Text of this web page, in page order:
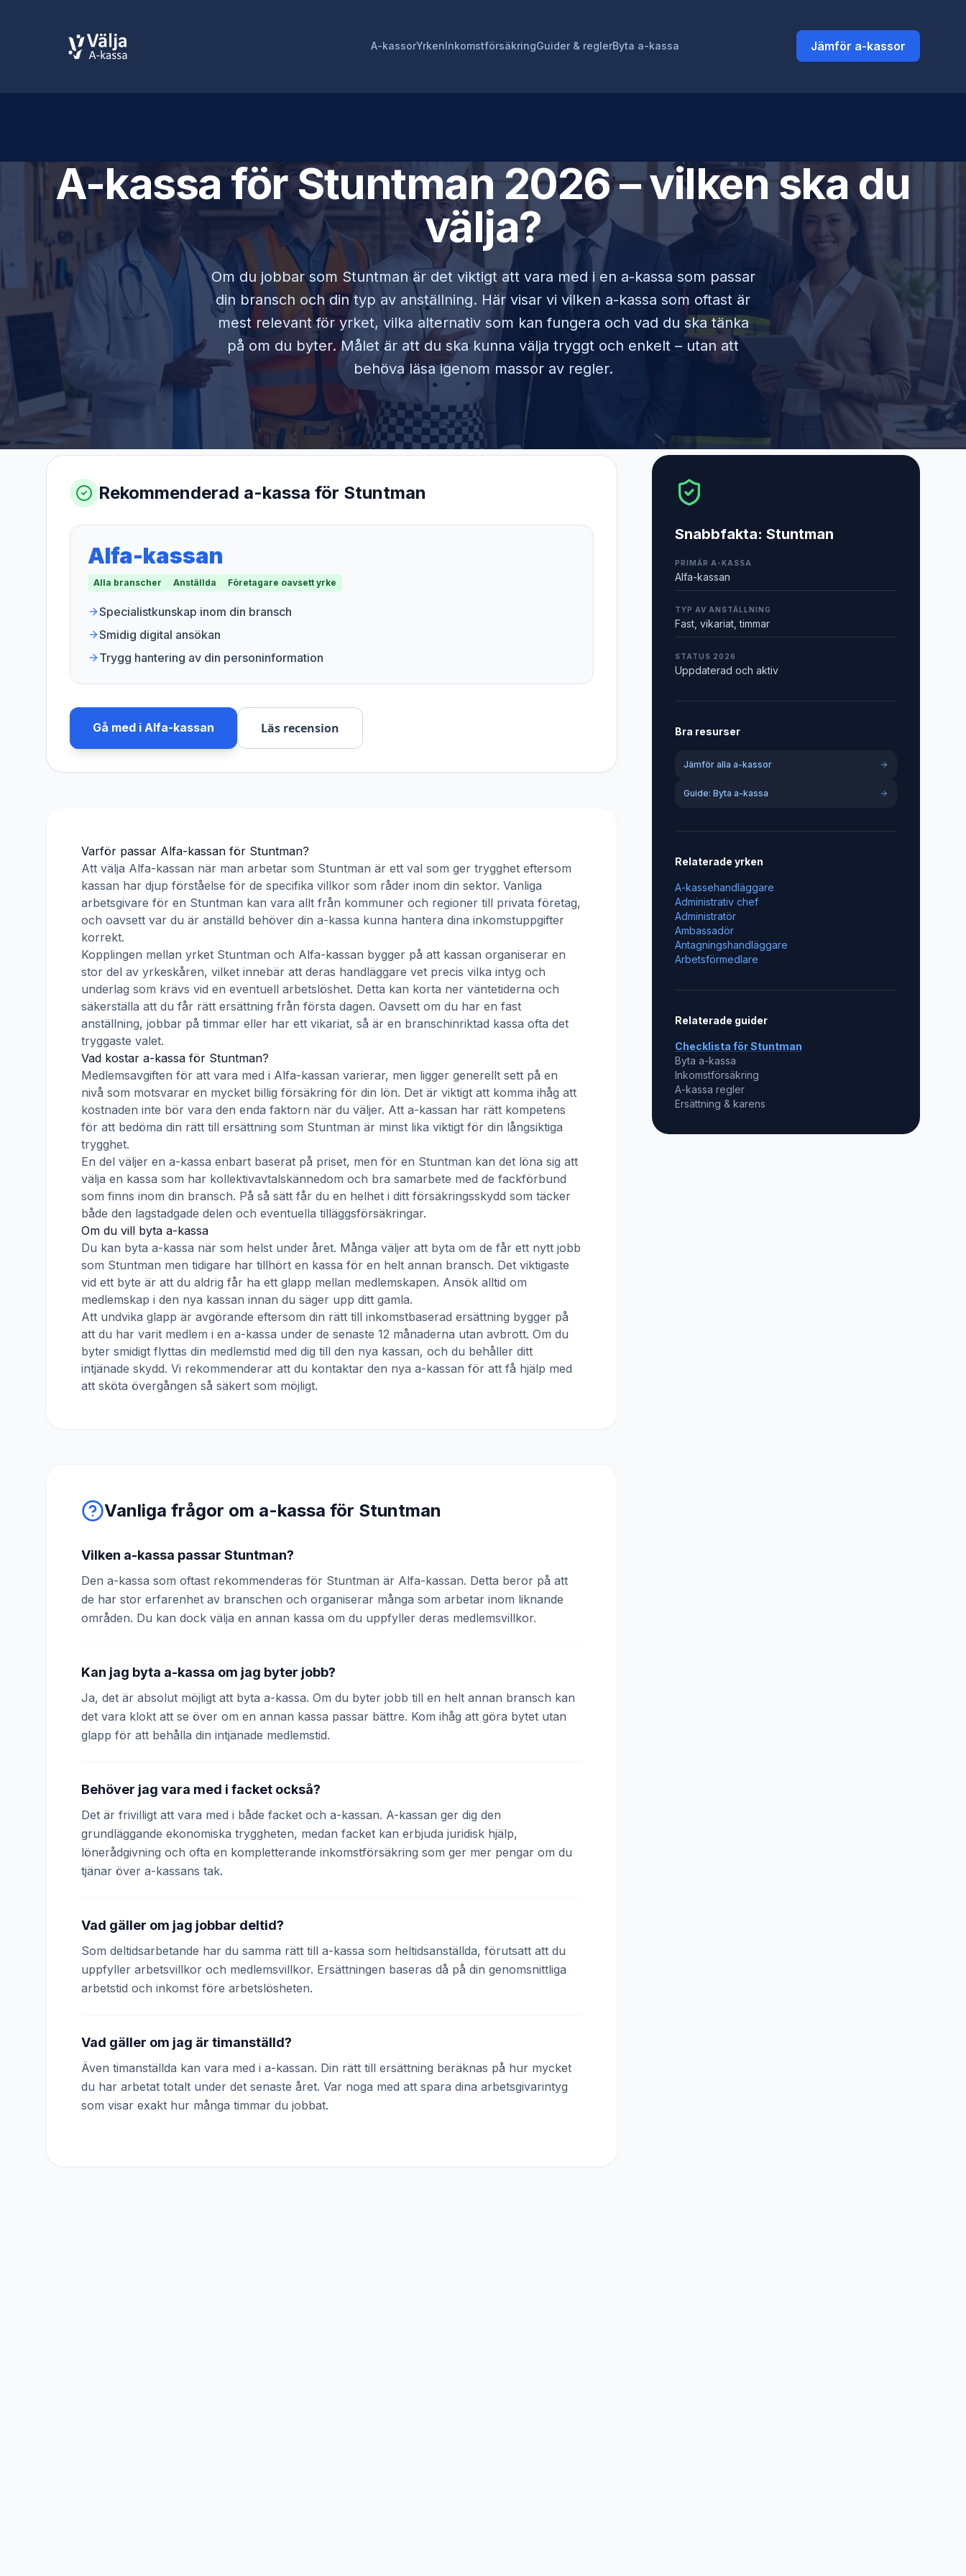
A-kassorYrkenInkomstförsäkringGuider & reglerByta a-kassa Jämför a-kassor
A-kassa förStuntman 2026 – vilken ska du
välja?
Om du jobbar som Stuntmanär det viktigt att vara med i en a-kassa som passar
din bransch och din typ av anställning. Här visar vi vilken a-kassa som oftast är
mest relevant för yrket, vilka alternativ som kan fungera och vad du ska tänka
på om du byter. Målet är att du ska kunna välja tryggt och enkelt – utan att
behöva läsa igenom massor av regler.
Rekommenderad a-kassa för Stuntman
Alfa-kassan
Alla branscher Anställda Företagare oavsett yrke
Specialistkunskap inom din bransch
Smidig digital ansökan
Trygg hantering av din personinformation
Gå med i Alfa-kassan Läs recension
Varför passar Alfa-kassan för Stuntman?
Att välja Alfa-kassan när man arbetar som Stuntman är ett val som ger trygghet eftersom
kassan har djup förståelse för de specifika villkor som råder inom din sektor. Vanliga
arbetsgivare för en Stuntman kan vara allt från kommuner och regioner till privata företag,
och oavsett var du är anställd behöver din a-kassa kunna hantera dina inkomstuppgifter
korrekt.
Kopplingen mellan yrket Stuntman och Alfa-kassan bygger på att kassan organiserar en
stor del av yrkeskåren, vilket innebär att deras handläggare vet precis vilka intyg och
underlag som krävs vid en eventuell arbetslöshet. Detta kan korta ner väntetiderna och
säkerställa att du får rätt ersättning från första dagen. Oavsett om du har en fast
anställning, jobbar på timmar eller har ett vikariat, så är en branschinriktad kassa ofta det
tryggaste valet.
Vad kostar a-kassa för Stuntman?
Medlemsavgiften för att vara med i Alfa-kassan varierar, men ligger generellt sett på en
nivå som motsvarar en mycket billig försäkring för din lön. Det är viktigt att komma ihåg att
kostnaden inte bör vara den enda faktorn när du väljer. Att a-kassan har rätt kompetens
för att bedöma din rätt till ersättning som Stuntman är minst lika viktigt för din långsiktiga
trygghet.
En del väljer en a-kassa enbart baserat på priset, men för en Stuntman kan det löna sig att
välja en kassa som har kollektivavtalskännedom och bra samarbete med de fackförbund
som finns inom din bransch. På så sätt får du en helhet i ditt försäkringsskydd som täcker
både den lagstadgade delen och eventuella tilläggsförsäkringar.
Om du vill byta a-kassa
Du kan byta a-kassa när som helst under året. Många väljer att byta om de får ett nytt jobb
som Stuntman men tidigare har tillhört en kassa för en helt annan bransch. Det viktigaste
vid ett byte är att du aldrig får ha ett glapp mellan medlemskapen. Ansök alltid om
medlemskap i den nya kassan innan du säger upp ditt gamla.
Att undvika glapp är avgörande eftersom din rätt till inkomstbaserad ersättning bygger på
att du har varit medlem i en a-kassa under de senaste 12 månaderna utan avbrott. Om du
byter smidigt flyttas din medlemstid med dig till den nya kassan, och du behåller ditt
intjänade skydd. Vi rekommenderar att du kontaktar den nya a-kassan för att få hjälp med
att sköta övergången så säkert som möjligt.
Vanliga frågor om a-kassa för Stuntman
Vilken a-kassa passar Stuntman?
Den a-kassa som oftast rekommenderas för Stuntman är Alfa-kassan. Detta beror på att
de har stor erfarenhet av branschen och organiserar många som arbetar inom liknande
områden. Du kan dock välja en annan kassa om du uppfyller deras medlemsvillkor.
Kan jag byta a-kassa om jag byter jobb?
Ja, det är absolut möjligt att byta a-kassa. Om du byter jobb till en helt annan bransch kan
det vara klokt att se över om en annan kassa passar bättre. Kom ihåg att göra bytet utan
glapp för att behålla din intjänade medlemstid.
Behöver jag vara med i facket också?
Det är frivilligt att vara med i både facket och a-kassan. A-kassan ger dig den
grundläggande ekonomiska tryggheten, medan facket kan erbjuda juridisk hjälp,
lönerådgivning och ofta en kompletterande inkomstförsäkring som ger mer pengar om du
tjänar över a-kassans tak.
Vad gäller om jag jobbar deltid?
Som deltidsarbetande har du samma rätt till a-kassa som heltidsanställda, förutsatt att du
uppfyller arbetsvillkor och medlemsvillkor. Ersättningen baseras då på din genomsnittliga
arbetstid och inkomst före arbetslösheten.
Vad gäller om jag är timanställd?
Även timanställda kan vara med i a-kassan. Din rätt till ersättning beräknas på hur mycket
du har arbetat totalt under det senaste året. Var noga med att spara dina arbetsgivarintyg
som visar exakt hur många timmar du jobbat.
Snabbfakta: Stuntman
PRIMÄR A-KASSA
Alfa-kassan
TYP AV ANSTÄLLNING
Fast, vikariat, timmar
STATUS 2026
Uppdaterad och aktiv
Bra resurser
Jämför alla a-kassor
Guide: Byta a-kassa
Relaterade yrken
A-kassehandläggare
Administrativ chef
Administratör
Ambassadör
Antagningshandläggare
Arbetsförmedlare
Relaterade guider
Checklista förStuntman
Byta a-kassa
Inkomstförsäkring
A-kassa regler
Ersättning & karens